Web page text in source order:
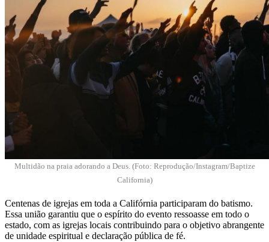
Multidão na praia adorando a Deus. (Foto: Reprodução/Instagram/Baptize
California)
Centenas de igrejas em toda a Califórnia participaram do batismo.
Essa união garantiu que o espírito do evento ressoasse em todo o
estado, com as igrejas locais contribuindo para o objetivo abrangente
de unidade espiritual e declaração pública de fé.